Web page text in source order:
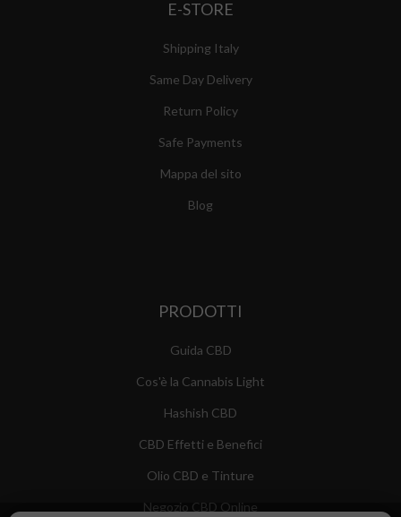
E-STORE
Shipping Italy
Same Day Delivery
Return Policy
Safe Payments
Mappa del sito
Blog
PRODOTTI
Guida CBD
Cos'è la Cannabis Light
Hashish CBD
CBD Effetti e Benefici
Olio CBD e Tinture
Negozio CBD Online